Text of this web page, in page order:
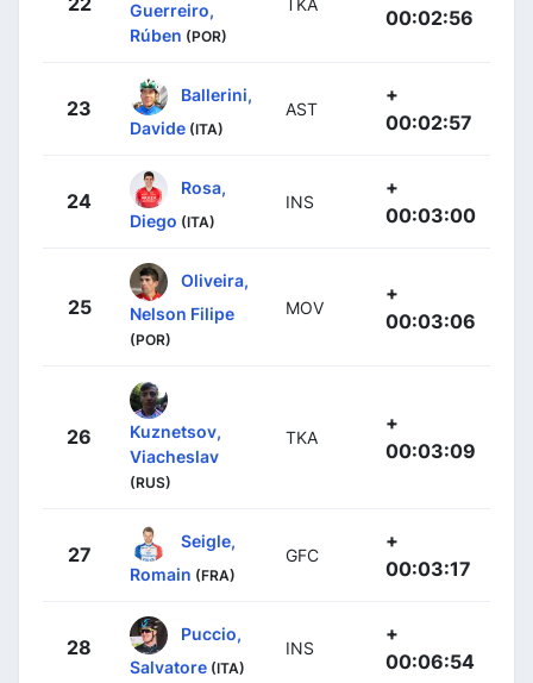
Guerreiro,
Rúben (POR)
TKA
00:02:56
23
Ballerini,
Davide (ITA)
AST
+
00:02:57
24
Rosa,
Diego (ITA)
INS
+
00:03:00
25
Oliveira,
Nelson Filipe
(POR)
MOV
+
00:03:06
26
Kuznetsov,
Viacheslav
(RUS)
TKA
+
00:03:09
27
Seigle,
Romain (FRA)
GFC
+
00:03:17
28
Puccio,
Salvatore (ITA)
INS
+
00:06:54